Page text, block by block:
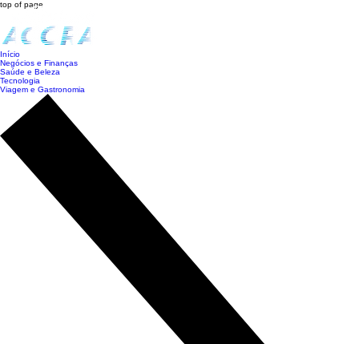
top of page
Início
Negócios e Finanças
Saúde e Beleza
Tecnologia
Viagem e Gastronomia